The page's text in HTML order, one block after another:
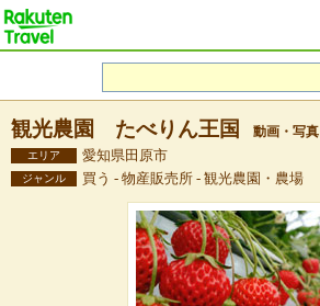
観光農園 たべりん王国 動画・写真
エリア 愛知県田原市
ジャンル 買う - 物産販売所 - 観光農園・農場